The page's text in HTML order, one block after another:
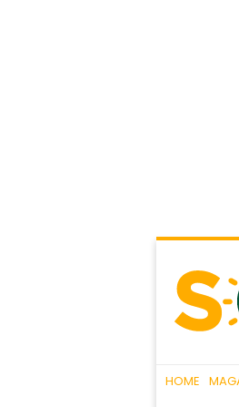
HOME